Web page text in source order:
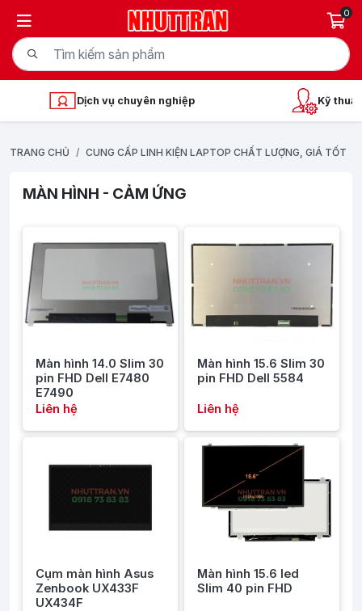
0
Dịch vụ chuyên nghiệp Kỹ
TRANG CHỦ CUNG CẤP LINH KIỆN LAPTOP CHẤT LƯỢNG, GIÁ TỐT
MÀN HÌNH - CẢM ỨNG
Màn hình 14.0 Slim 30
pin FHD Dell E7480
E7490
Liên hệ
Màn hình 15.6 Slim 30
pin FHD Dell 5584
Liên hệ
Cụm màn hình Asus
Zenbook UX433F
UX434F
Màn hình 15.6 led
Slim 40 pin FHD